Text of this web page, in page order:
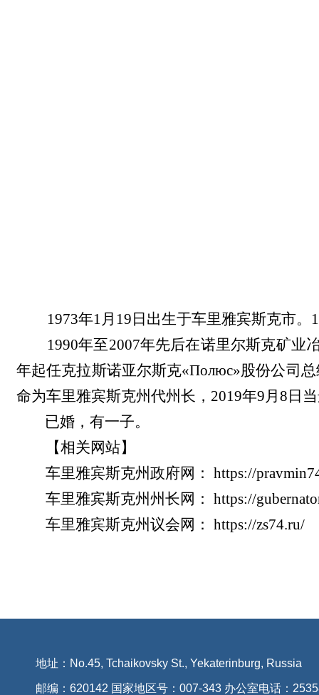
1973年1月19日出生于车里雅宾斯克
1990年至2007年先后在诺里尔斯克矿业
年起任克拉斯诺亚尔斯克«Полюс»股份公司
命为车里雅宾斯克州代州长，2019年9月8
已婚，有一子。
【相关网站】
车里雅宾斯克州政府网： https://
车里雅宾斯克州州长网： https://
车里雅宾斯克州议会网： https://zs74.ru/
地址：No.45, Tchaikovsky St., Yekaterinburg, Russia
邮编：620142 国家地区号：007-343 办公室电话：